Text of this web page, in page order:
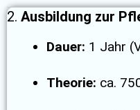
2. Ausbildung zur
Dauer: 1 Jahr
Theorie: ca.